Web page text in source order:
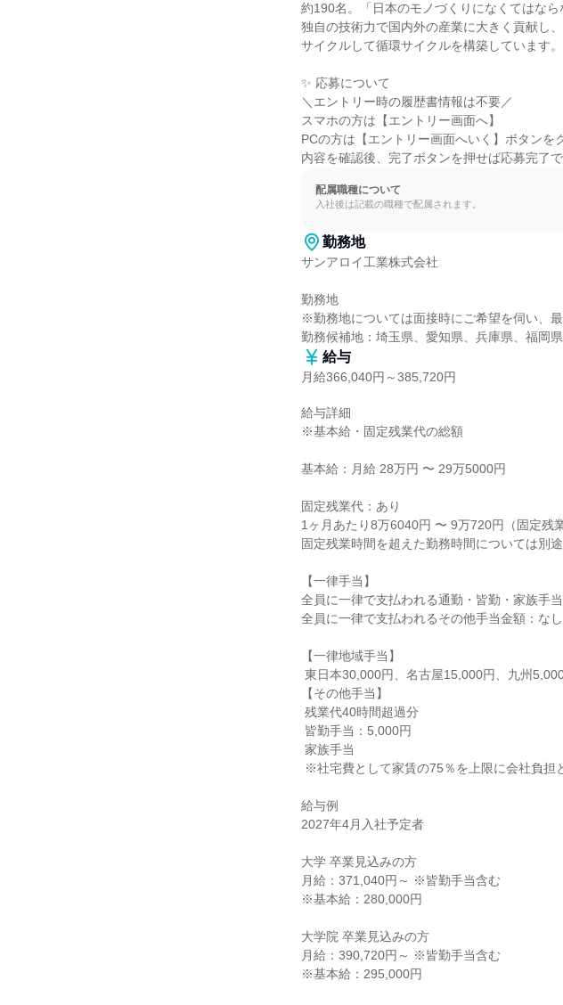
約190名。「日本のモノづくりになくてはな
独自の技術力で国内外の産業に大きく貢献し
サイクルして循環サイクルを構築しています。
✨ 応募について
＼エントリー時の履歴書情報は不要／
スマホの方は【エントリー画面へ】
PCの方は【エントリー画面へいく】ボタンを
内容を確認後、完了ボタンを押せば応募完了で
配属職種について
入社後は記載の職種で配属されます。
勤務地
サンアロイ工業株式会社
勤務地
※勤務地については面接時にご希望を伺い、
勤務候補地：埼玉県、愛知県、兵庫県、福岡県
給与
月給366,040円～385,720円
給与詳細
※基本給・固定残業代の総額
基本給：月給 28万円 〜 29万5000円
固定残業代：あり
1ヶ月あたり8万6040円 〜 9万720円（固定残
固定残業時間を超えた勤務時間については別
【一律手当】
全員に一律で支払われる通勤・皆勤・家族手
全員に一律で支払われるその他手当金額：なし
【一律地域手当】
【その他手当】
給与例
2027年4月入社予定者
大学 卒業見込みの方
月給：371,040円～ ※皆勤手当含む
※基本給：280,000円
大学院 卒業見込みの方
月給：390,720円～ ※皆勤手当含む
※基本給：295,000円